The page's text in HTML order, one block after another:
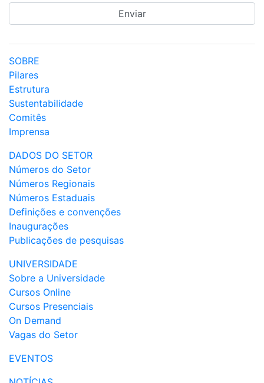
SOBRE
Pilares
Estrutura
Sustentabilidade
Comitês
Imprensa
DADOS DO SETOR
Números do Setor
Números Regionais
Números Estaduais
Definições e convenções
Inaugurações
Publicações de pesquisas
UNIVERSIDADE
Sobre a Universidade
Cursos Online
Cursos Presenciais
On Demand
Vagas do Setor
EVENTOS